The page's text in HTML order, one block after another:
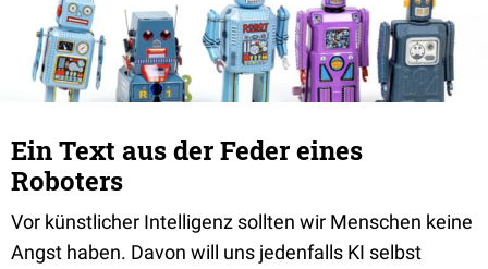
Ein Text aus der Feder eines
Roboters
Vor künstlicher Intelligenz sollten wir Menschen keine
Angst haben. Davon will uns jedenfalls KI selbst